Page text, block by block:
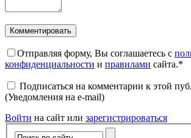
Отправляя форму, Вы соглашаетесь с
конфиденциальности и правилами сайта.*
Подписаться на комментарии к этой
(Уведомления на e-mail)
Войти на сайт или зарегистрироваться